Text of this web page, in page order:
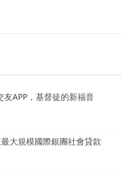
友APP，基督徒的新福音
大規模國際銀團社會貸款